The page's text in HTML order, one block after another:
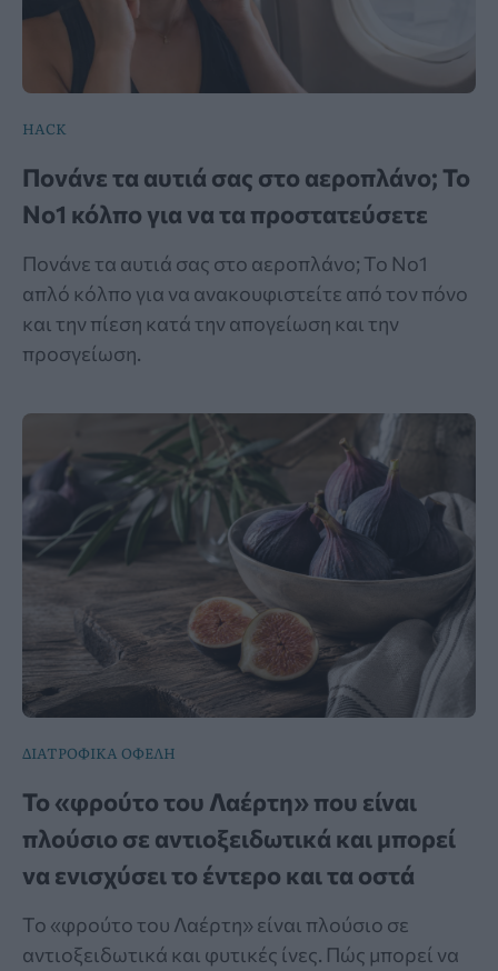
HACK
Πονάνε τα αυτιά σας στο αεροπλάνο; Το
Νο1 κόλπο για να τα προστατεύσετε
Πονάνε τα αυτιά σας στο αεροπλάνο; Το Νο1
απλό κόλπο για να ανακουφιστείτε από τον πόνο
και την πίεση κατά την απογείωση και την
προσγείωση.
ΔΙΑΤΡΟΦΙΚΑ ΟΦΕΛΗ
Το «φρούτο του Λαέρτη» που είναι
πλούσιο σε αντιοξειδωτικά και μπορεί
να ενισχύσει το έντερο και τα οστά
Το «φρούτο του Λαέρτη» είναι πλούσιο σε
αντιοξειδωτικά και φυτικές ίνες. Πώς μπορεί να